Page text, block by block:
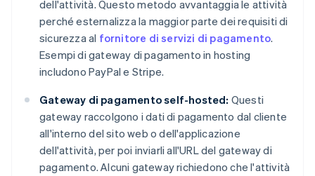
dell'attività. Questo metodo avvantaggia le attività
perché esternalizza la maggior parte dei requisiti di
sicurezza al fornitore di servizi di pagamento.
Esempi di gateway di pagamento in hosting
includono PayPal e Stripe.
Gateway di pagamento self-hosted: Questi
gateway raccolgono i dati di pagamento dal cliente
all'interno del sito web o dell'applicazione
dell'attività, per poi inviarli all'URL del gateway di
pagamento. Alcuni gateway richiedono che l'attività